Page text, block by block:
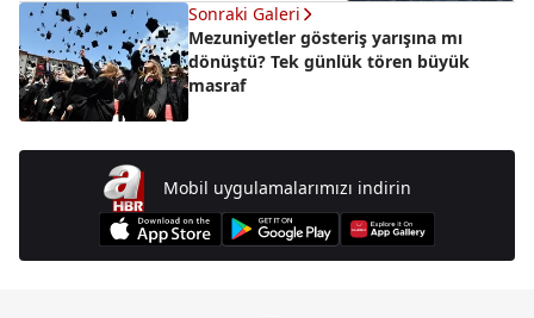
Sonraki Galeri
Mezuniyetler gösteriş yarışına mı
dönüştü? Tek günlük tören büyük
masraf
Mobil uygulamalarımızı indirin